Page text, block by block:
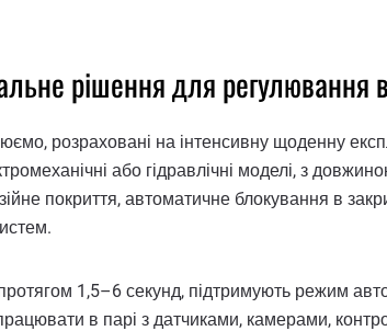
рішення для регулювання
розраховані на інтенсивну щоденну
або гідравлічні моделі, з
покриття, автоматичне блокування в
1,5–6 секунд, підтримують режим
в парі з датчиками, камерами,